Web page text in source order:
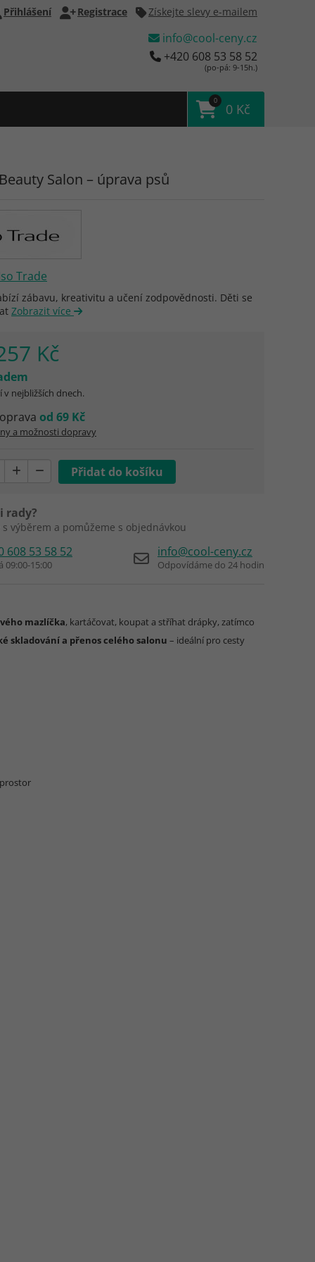
Přihlášení Registrace Získejte slevy e-mailem
info@cool-ceny.cz
+420 608 53 58 52
(po-pá: 9-15h.)
0
0 Kč
Salon – úprava psů
Trade
zábavu, kreativitu a učení zodpovědnosti. Děti se
Zobrazit více
Kč
v nejbližších dnech.
od 69 Kč
a možnosti dopravy
rady?
s výběrem a pomůžeme s objednávkou
608 53 58 52
09:00-15:00
info@cool-ceny.cz
Odpovídáme do 24 hodin
mazlíčka, kartáčovat, koupat a stříhat drápky, zatímco
skladování a přenos celého salonu – ideální pro cesty